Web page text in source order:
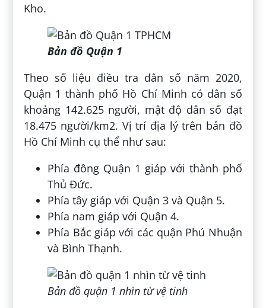
Kho.
Bản đồ Quận 1
Theo số liệu điều tra dân số năm 2020,
Quận 1 thành phố Hồ Chí Minh có dân số
khoảng 142.625 người, mật độ dân số đạt
18.475 người/km2. Vị trí địa lý trên bản đồ
Hồ Chí Minh cụ thể như sau:
Phía đông Quận 1 giáp với thành phố
Thủ Đức.
Phía tây giáp với Quận 3 và Quận 5.
Phía nam giáp với Quận 4.
Phía Bắc giáp với các quận Phú Nhuận
và Bình Thạnh.
Bản đồ quận 1 nhìn từ vệ tinh